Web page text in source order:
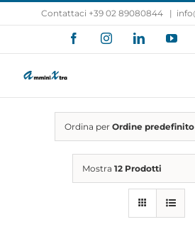
al
Contattaci +39 02 89080844 |
FacebookInstagramLinkedIn
Ordina per Ordine predefinito
Mostra 12 Prodotti